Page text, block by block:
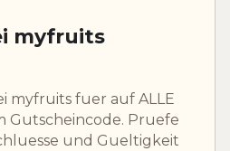
myfruits
myfruits fuer auf ALLE
Gutscheincode. Pruefe
und Gueltigkeit